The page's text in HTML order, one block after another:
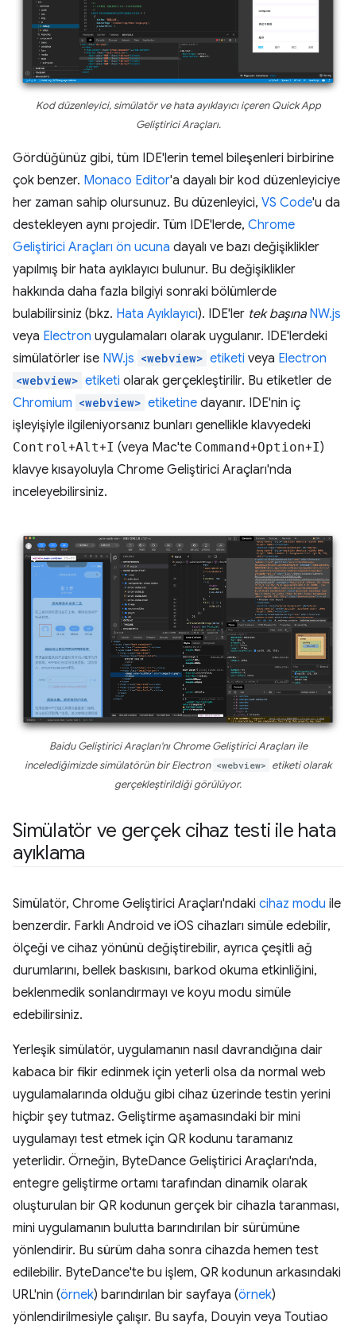
Kod düzenleyici, simülatör ve hata ayıklayıcı içeren Quick App
Geliştirici Araçları.
Gördüğünüz gibi, tüm IDE'lerin temel bileşenleri birbirine
çok benzer. Monaco Editor'a dayalı bir kod düzenleyiciye
her zaman sahip olursunuz. Bu düzenleyici, VS Code'u da
destekleyen aynı projedir. Tüm IDE'lerde, Chrome
Geliştirici Araçları ön ucuna dayalı ve bazı değişiklikler
yapılmış bir hata ayıklayıcı bulunur. Bu değişiklikler
hakkında daha fazla bilgiyi sonraki bölümlerde
bulabilirsiniz (bkz. Hata Ayıklayıcı). IDE'ler tek başına NW.js
veya Electron uygulamaları olarak uygulanır. IDE'lerdeki
simülatörler ise NW.js <webview> etiketi veya Electron
<webview> etiketi olarak gerçekleştirilir. Bu etiketler de
Chromium <webview> etiketine dayanır. IDE'nin iç
işleyişiyle ilgileniyorsanız bunları genellikle klavyedeki
Control+Alt+I (veya Mac'te Command+Option+I)
klavye kısayoluyla Chrome Geliştirici Araçları'nda
inceleyebilirsiniz.
Baidu Geliştirici Araçları'nı Chrome Geliştirici Araçları ile
incelediğimizde simülatörün bir Electron <webview> etiketi olarak
gerçekleştirildiği görülüyor.
Simülatör ve gerçek cihaz testi ile hata
ayıklama
Simülatör, Chrome Geliştirici Araçları'ndaki cihaz modu ile
benzerdir. Farklı Android ve iOS cihazları simüle edebilir,
ölçeği ve cihaz yönünü değiştirebilir, ayrıca çeşitli ağ
durumlarını, bellek baskısını, barkod okuma etkinliğini,
beklenmedik sonlandırmayı ve koyu modu simüle
edebilirsiniz.
Yerleşik simülatör, uygulamanın nasıl davrandığına dair
kabaca bir fikir edinmek için yeterli olsa da normal web
uygulamalarında olduğu gibi cihaz üzerinde testin yerini
hiçbir şey tutmaz. Geliştirme aşamasındaki bir mini
uygulamayı test etmek için QR kodunu taramanız
yeterlidir. Örneğin, ByteDance Geliştirici Araçları'nda,
entegre geliştirme ortamı tarafından dinamik olarak
oluşturulan bir QR kodunun gerçek bir cihazla taranması,
mini uygulamanın bulutta barındırılan bir sürümüne
yönlendirir. Bu sürüm daha sonra cihazda hemen test
edilebilir. ByteDance'te bu işlem, QR kodunun arkasındaki
URL'nin (örnek) barındırılan bir sayfaya (örnek)
yönlendirilmesiyle çalışır. Bu sayfa, Douyin veya Toutiao